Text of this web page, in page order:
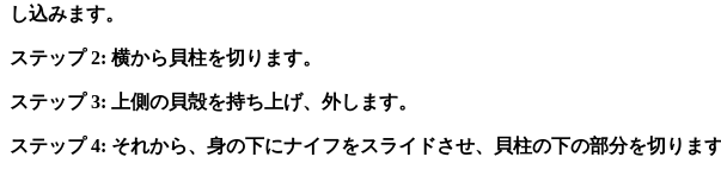
し込みます。
ステップ 2: 横から貝柱を切ります。
ステップ 3: 上側の貝殻を持ち上げ、外します。
ステップ 4: それから、身の下にナイフをスライドさせ、貝柱の下の部分を切ります